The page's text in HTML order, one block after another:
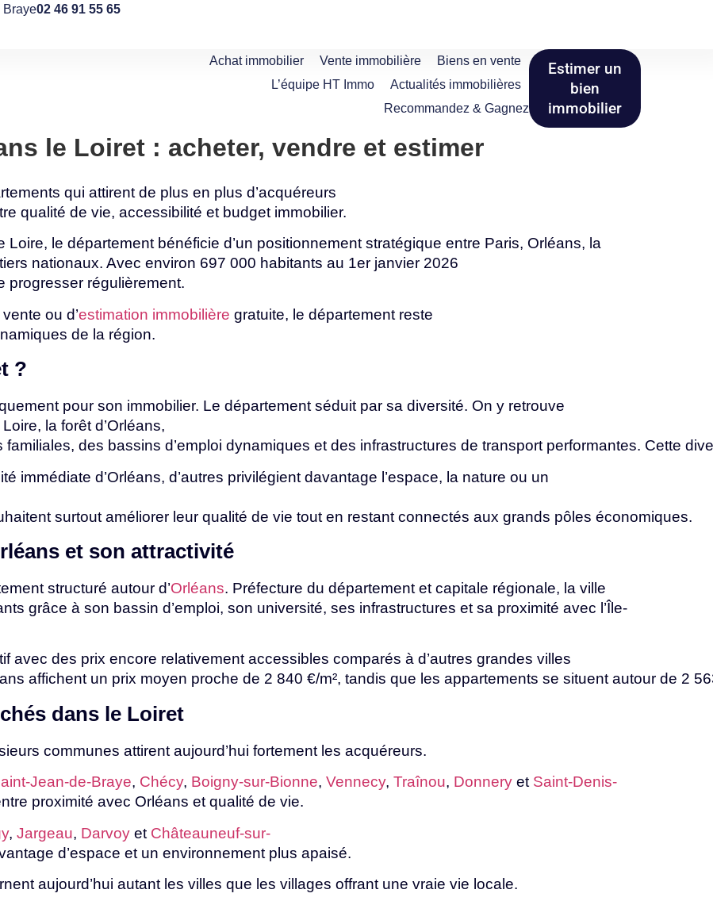
Braye02 46 91 55 65
Achat immobilier Vente immobilière
Biens en vente
L’équipe HT Immo
Actualités immobilières
Recommandez & Gagnez
Estimer un
bien
immobilier
le Loiret : acheter, vendre et estimer
qui attirent de plus en plus d’acquéreurs
qualité de vie, accessibilité et budget immobilier.
le département bénéficie d’un positionnement stratégique entre Paris, Orléans, la
nationaux. Avec environ 697 000 habitants au 1er janvier 2026
progresser régulièrement.
ou d’estimation immobilière gratuite, le département reste
de la région.
?
pour son immobilier. Le département séduit par sa diversité. On y retrouve
la forêt d’Orléans,
familiales, des bassins d’emploi dynamiques et des infrastructures de transport performantes. Cette
immédiate d’Orléans, d’autres privilégient davantage l’espace, la nature ou un
surtout améliorer leur qualité de vie tout en restant connectés aux grands pôles économiques.
et son attractivité
structuré autour d’Orléans. Préfecture du département et capitale régionale, la ville
grâce à son bassin d’emploi, son université, ses infrastructures et sa proximité avec l’Île-
avec des prix encore relativement accessibles comparés à d’autres grandes villes
affichent un prix moyen proche de 2 840 €/m², tandis que les appartements se situentautour de 2
dans le Loiret
communes attirent aujourd’hui fortement les acquéreurs.
Jean-de-Braye, Chécy, Boigny-sur-Bionne, Vennecy, Traînou, Donnery et Saint-Denis-
proximité avec Orléans et qualité de vie.
, Jargeau, Darvoy et Châteauneuf-sur-
d’espace et un environnement plus apaisé.
aujourd’hui autant les villes que les villages offrant une vraie vie locale.